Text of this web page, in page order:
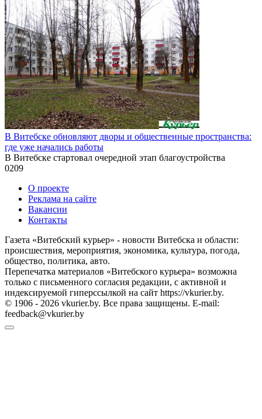
В Витебске обновляют дворы и общественные пространства:
где уже начались работы
В Витебске стартовал очередной этап благоустройства
0209
О проекте
Реклама на сайте
Вакансии
Контакты
Газета «Витебский курьер» - новости Витебска и области:
происшествия, мероприятия, экономика, культура, погода,
общество, политика, авто.
Перепечатка материалов «Витебского курьера» возможна
только с письменного согласия редакции, с активной и
индексируемой гиперссылкой на сайт https://vkurier.by.
© 1906 - 2026 vkurier.by. Все права защищены. E-mail:
feedback@vkurier.by